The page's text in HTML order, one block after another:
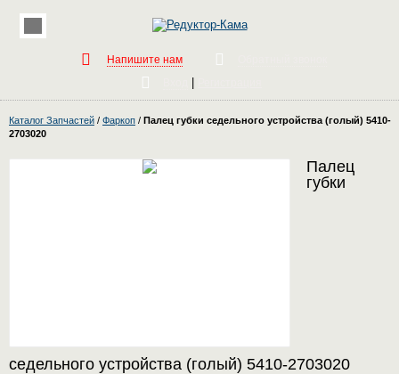
Напишите нам
Каталог Запчастей / Фаркоп / Палец губки седельного устройства (голый) 5410-
2703020
Палец
губки
седельного устройства (голый) 5410-2703020